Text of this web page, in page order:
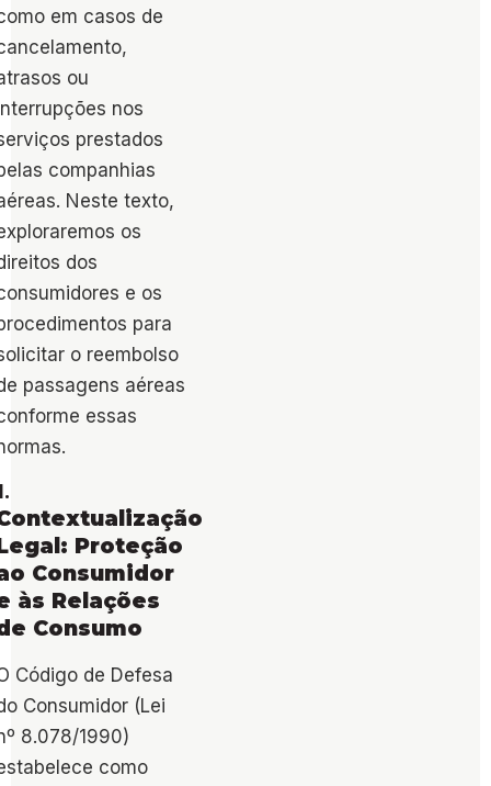
em casos de
ou
nos
prestados
companhias
Neste texto,
os
dos
e os
para
o reembolso
passagens aéreas
essas
Proteção
Consumidor
às Relações
Consumo
Código de Defesa
Consumidor (Lei
8.078/1990)
como